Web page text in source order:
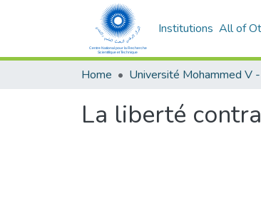
Institutions All of
Home
La liberté